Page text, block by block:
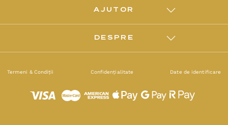
AJUTOR
DESPRE
Termeni & Condiții Confidențialitate Date de identificare